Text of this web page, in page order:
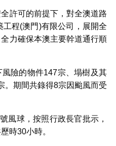
許可的前提下，對全澳道路
程(澳門)有限公司，展開全
力確保本澳主要幹道通行順
險的物件147宗、塌樹及其
。期間共錄得8宗因颱風而受
風球，按照行政長官批示，
時30小時。